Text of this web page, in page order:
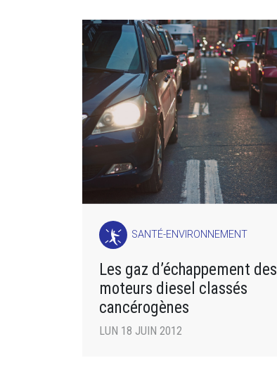
SANTÉ-ENVIRONNEMENT
Les gaz d’échappement des
moteurs diesel classés
cancérogènes
LUN 18 JUIN 2012